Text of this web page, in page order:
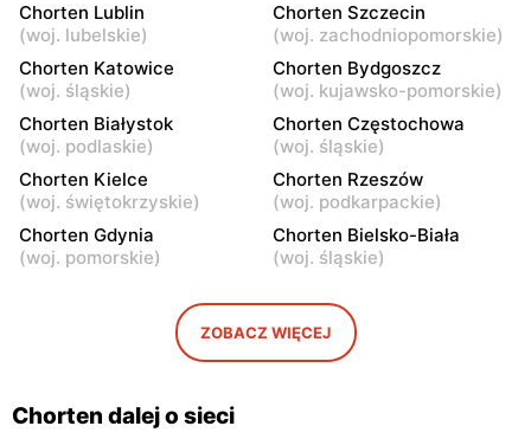
Warszawa, ul. Igańska
28\U4
Warszawa, ul. Trocka 10D
Chorten
Warszawa, ul. Gen. Romana
Abrahama 7a
Chorten
Warszawa, ul. Wrocławska
27 lok.100/103
Chorten
Warszawa, ul. Wrocławska
18/1a
Chorten
Warszawa, ul. Synów Pułku
15c
Warszawa, ul. Gwiaździsta
Warszawa, ul. Radiowa 18
Warszawa, ul. Władysława
Tatarkiewicza 10a
Chorten Lublin
(woj. lubelskie)
Chorten Szczecin
(woj. zachodniopomorskie)
Chorten Katowice
(woj. śląskie)
Chorten Bydgoszcz
(woj. kujawsko-pomorskie)
Chorten Białystok
(woj. podlaskie)
Chorten Częstochowa
(woj. śląskie)
Chorten Kielce
(woj. świętokrzyskie)
Chorten Rzeszów
(woj. podkarpackie)
Chorten Gdynia
(woj. pomorskie)
Chorten Bielsko-Biała
(woj. śląskie)
ZOBACZ WIĘCEJ
Chorten dalej o sieci